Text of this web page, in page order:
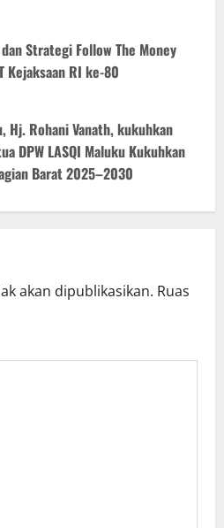
Strategi Follow The Money
Kejaksaan RI ke-80
Hj. Rohani Vanath, kukuhkan
DPW LASQI Maluku Kukuhkan
Barat 2025–2030
akan dipublikasikan. Ruas